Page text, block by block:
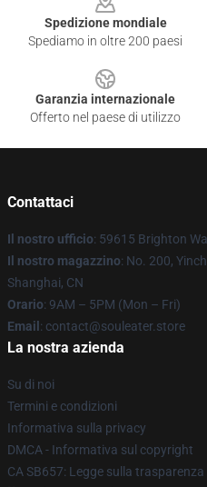
Spedizione mondiale
Spediamo in oltre 200 paesi
Garanzia internazionale
Offerto nel paese di utilizzo
Contattaci
Il nostro ufficio: 59615 Brighton
Il nostro magazzino: No. 200,
Shanghai, CN
Orario: 9AM – 5PM (Mon – Fri)
Email : contact@souleater.store
La nostra azienda
Su di noi
Termini e condizioni
Informativa sulla privacy
DMCA - Informativa sul copyright
CA SB657: Legge sulla